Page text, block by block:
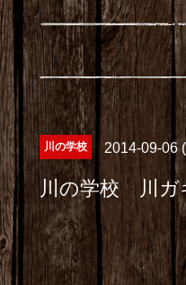
川の学校 2014-09-06
川の学校 川